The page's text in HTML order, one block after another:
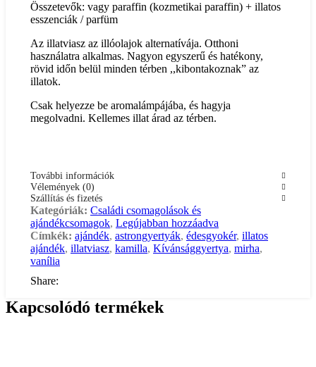
Összetevők: vagy paraffin (kozmetikai paraffin) + illatos
esszenciák / parfüm
Az illatviasz az illóolajok alternatívája. Otthoni
használatra alkalmas. Nagyon egyszerű és hatékony,
rövid időn belül minden térben ,,kibontakoznak” az
illatok.
Csak helyezze be aromalámpájába, és hagyja
megolvadni. Kellemes illat árad az térben.
További információk
Vélemények (0)
Szállítás és fizetés
Kategóriák: Családi csomagolások és
ajándékcsomagok, Legújabban hozzáadva
Címkék: ajándék, astrongyertyák, édesgyokér, illatos
ajándék, illatviasz, kamilla, Kívánsággyertya, mirha,
vanília
Share:
Kapcsolódó termékek